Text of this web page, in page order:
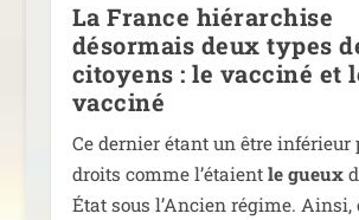
La France hiérarchise
désormais deux types
citoyens : le vacciné et
vacciné
Ce der­nier étant un être infé­rieur
droits comme l’étaient le gueux
État sous l’Ancien régime. Ainsi,